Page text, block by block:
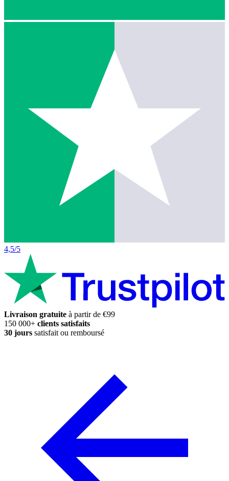
4,5/5
Livraison gratuite à partir de €99
150 000+ clients satisfaits
30 jours satisfait ou remboursé